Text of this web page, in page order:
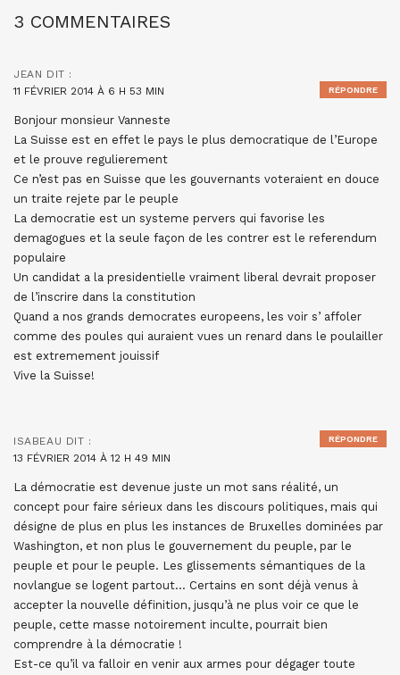
3 COMMENTAIRES
JEAN DIT :
11 FÉVRIER 2014 À 6 H 53 MIN
Bonjour monsieur Vanneste
La Suisse est en effet le pays le plus democratique de l’Europe
et le prouve regulierement
Ce n’est pas en Suisse que les gouvernants voteraient en douce
un traite rejete par le peuple
La democratie est un systeme pervers qui favorise les
demagogues et la seule façon de les contrer est le referendum
populaire
Un candidat a la presidentielle vraiment liberal devrait proposer
de l’inscrire dans la constitution
Quand a nos grands democrates europeens, les voir s’ affoler
comme des poules qui auraient vues un renard dans le poulailler
est extremement jouissif
Vive la Suisse!
RÉPONDRE
ISABEAU DIT :
13 FÉVRIER 2014 À 12 H 49 MIN
La démocratie est devenue juste un mot sans réalité, un
concept pour faire sérieux dans les discours politiques, mais qui
désigne de plus en plus les instances de Bruxelles dominées par
Washington, et non plus le gouvernement du peuple, par le
peuple et pour le peuple. Les glissements sémantiques de la
novlangue se logent partout… Certains en sont déjà venus à
accepter la nouvelle définition, jusqu’à ne plus voir ce que le
peuple, cette masse notoirement inculte, pourrait bien
comprendre à la démocratie !
Est-ce qu’il va falloir en venir aux armes pour dégager toute
RÉPONDRE